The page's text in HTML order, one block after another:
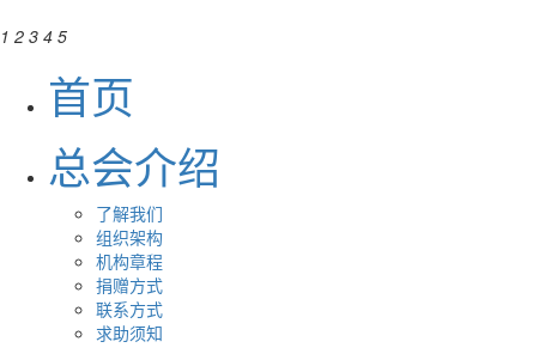
1 2 3 4 5
首页
总会介绍
了解我们
组织架构
机构章程
捐赠方式
联系方式
求助须知